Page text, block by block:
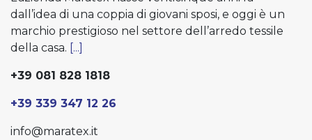
dall’idea di una coppia di giovani sposi, e oggi è un
marchio prestigioso nel settore dell’arredo tessile
della casa. [...]
+39 081 828 1818
+39 339 347 12 26
info@maratex.it